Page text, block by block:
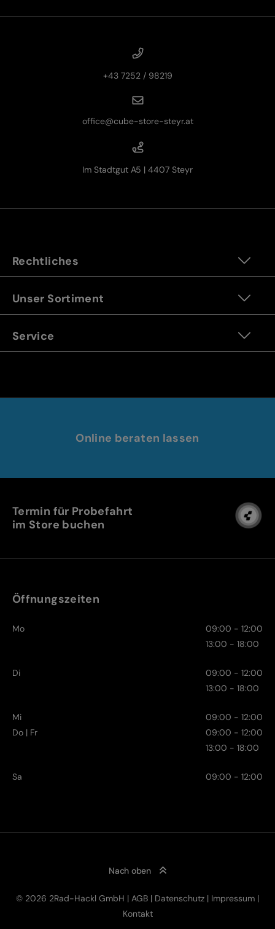
+43 7252 / 98219
office@cube-store-steyr.at
Im Stadtgut A5 | 4407 Steyr
Rechtliches
Unser Sortiment
Service
Online beraten lassen
Termin für Probefahrt
im Store buchen
Öffnungszeiten
Mo
09:00 - 12:00
13:00 - 18:00
Di
09:00 - 12:00
13:00 - 18:00
Mi
09:00 - 12:00
Do | Fr
09:00 - 12:00
13:00 - 18:00
Sa 09:00 - 12:00
Nach oben
© 2026 2Rad-Hackl GmbH | AGB | Datenschutz | Impressum |
Kontakt